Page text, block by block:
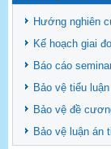
Hướng nghiên
Kế hoạch giai
Báo cáo
Bảo vệ tiểu
Bảo vệ đề
Bảo vệ luận án